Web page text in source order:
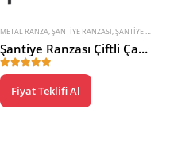
,DOSYA DOLABI,ŞANTIYE ÜRÜNLERI,TAKIM
METAL RANZA,ŞANTIYE RANZASI,ŞANTIYE ÜRÜNLERI
Şantiye Ranzası Çiftli Çapraz Baslıklı
5.005 üzerinden
Fiyat Teklifi Al